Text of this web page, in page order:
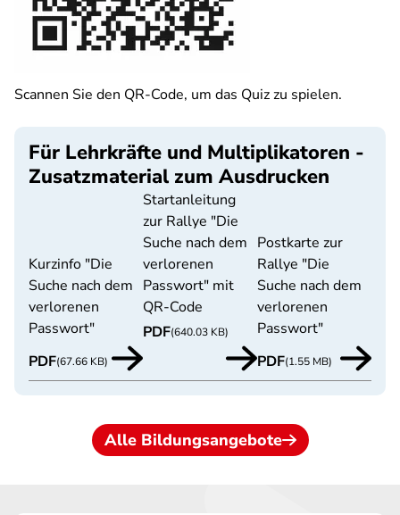
Scannen Sie den QR-Code, um das Quiz zu spielen.
Für Lehrkräfte und Multiplikatoren -
Zusatzmaterial zum Ausdrucken
Kurzinfo "Die
Suche nach dem
verlorenen
Passwort"
PDF(67.66 KB)
Startanleitung
zur Rallye "Die
Suche nach dem
verlorenen
Passwort" mit
QR-Code
PDF(640.03 KB)
Postkarte zur
Rallye "Die
Suche nach dem
verlorenen
Passwort"
PDF(1.55 MB)
Alle Bildungsangebote